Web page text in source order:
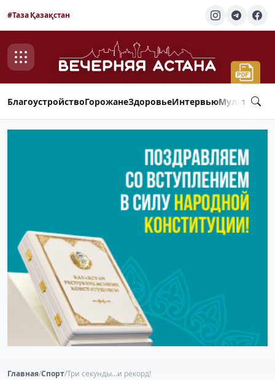
#Таза Қазақстан
БлагоустройствоГорожанеЗдоровьеИнтервью
Главная/Спорт/Три секунды…и рекорд!